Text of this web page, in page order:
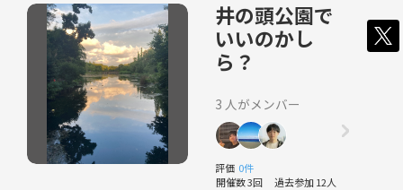
井の頭公園で
いいのかし
ら？
3 人がメンバー
評価 0件
開催数 3回 過去参加 12人